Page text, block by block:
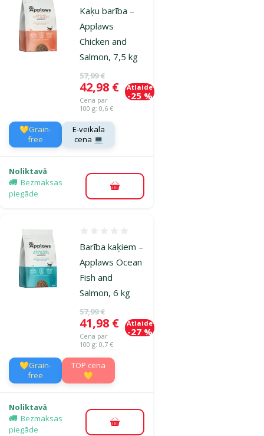
Kaķu barība –
Applaws
Chicken and
Salmon, 7,5 kg
Oriģinālā cena
57,99 €
Cena
42,98 €
Cena par
100 g: 0,6 €
Atlaide
-25 %
💛Grain-
free
E-veikala
cena 💻
Noliktavā
Bezmaksas
piegāde
Pievienot grozam
Barība kaķiem –
Applaws Ocean
Fish and
Salmon, 6 kg
Oriģinālā cena
57,99 €
Cena
41,98 €
Cena par
100 g: 0,7 €
Atlaide
-27 %
💛Grain-
free
TOP cena
💛
Noliktavā
Bezmaksas
piegāde
Pievienot grozam